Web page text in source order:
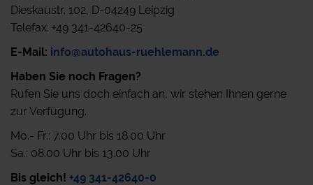
Dieskaustr. 102, D-04249 Leipzig
Telefax: +49 341-42640-25
E-Mail: info@autohaus-ruehlemann.de
Haben Sie noch Fragen?
Rufen Sie uns doch einfach an, wir stehen Ihnen gerne
zur Verfügung.
Mo.- Fr.: 7.00 Uhr bis 18.00 Uhr
Sa.: 08.00 Uhr bis 13.00 Uhr
Bis gleich! +49 341-42640-0